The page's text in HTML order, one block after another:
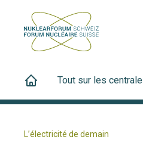
Tout sur les
L’électricité de demain